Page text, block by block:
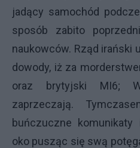
jadący samochód
sposób zabito
naukowców. Rząd irański
dowody, iż za
oraz brytyjski MI6;
zaprzeczają.
buńczuczne
oko pusząc się swą